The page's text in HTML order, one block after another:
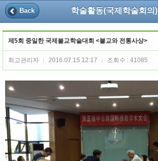
Back 학술활동(국제학술회의)
제5회 중일한 국제불교학술대회 <불교와 전통사상>
최고관리자 2016.07.15 12:17 조회수 : 41085